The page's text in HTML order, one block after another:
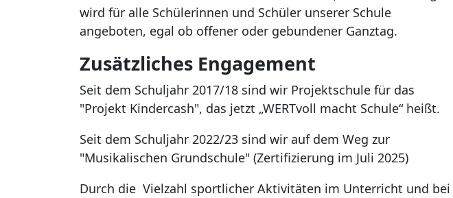
wird für alle Schülerinnen und Schüler unserer Schule
angeboten, egal ob offener oder gebundener Ganztag.
Zusätzliches Engagement
Seit dem Schuljahr 2017/18 sind wir Projektschule für das
"Projekt Kindercash", das jetzt „WERTvoll macht Schule“ heißt.
Seit dem Schuljahr 2022/23 sind wir auf dem Weg zur
"Musikalischen Grundschule" (Zertifizierung im Juli 2025)
Durch die Vielzahl sportlicher Aktivitäten im Unterricht und bei